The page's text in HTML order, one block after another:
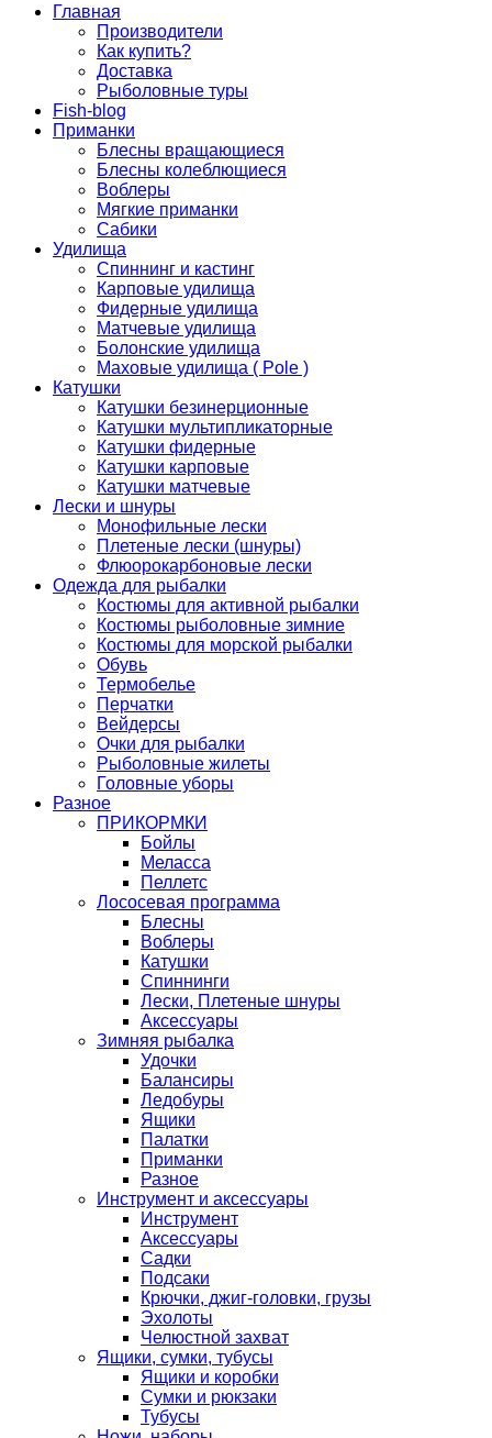
Главная
Производители
Как купить?
Доставка
Рыболовные туры
Fish-blog
Приманки
Блесны вращающиеся
Блесны колеблющиеся
Воблеры
Мягкие приманки
Сабики
Удилища
Спиннинг и кастинг
Карповые удилища
Фидерные удилища
Матчевые удилища
Болонские удилища
Маховые удилища ( Pole )
Катушки
Катушки безинерционные
Катушки мультипликаторные
Катушки фидерные
Катушки карповые
Катушки матчевые
Лески и шнуры
Монофильные лески
Плетеные лески (шнуры)
Флюорокарбоновые лески
Одежда для рыбалки
Костюмы для активной рыбалки
Костюмы рыболовные зимние
Костюмы для морской рыбалки
Обувь
Термобелье
Перчатки
Вейдерсы
Очки для рыбалки
Рыболовные жилеты
Головные уборы
Разное
ПРИКОРМКИ
Бойлы
Меласса
Пеллетс
Лососевая программа
Блесны
Воблеры
Катушки
Спиннинги
Лески, Плетеные шнуры
Аксессуары
Зимняя рыбалка
Удочки
Балансиры
Ледобуры
Ящики
Палатки
Приманки
Разное
Инструмент и аксессуары
Инструмент
Аксессуары
Садки
Подсаки
Крючки, джиг-головки, грузы
Эхолоты
Челюстной захват
Ящики, сумки, тубусы
Ящики и коробки
Сумки и рюкзаки
Тубусы